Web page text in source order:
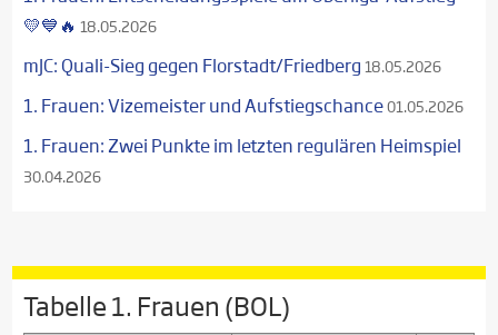
💛💙🔥 18.05.2026
mJC: Quali-Sieg gegen Florstadt/Friedberg 18.05.2026
1. Frauen: Vizemeister und Aufstiegschance01.05.2026
1. Frauen: Zwei Punkte im letzten regulären Heimspiel
30.04.2026
Tabelle 1. Frauen (BOL)